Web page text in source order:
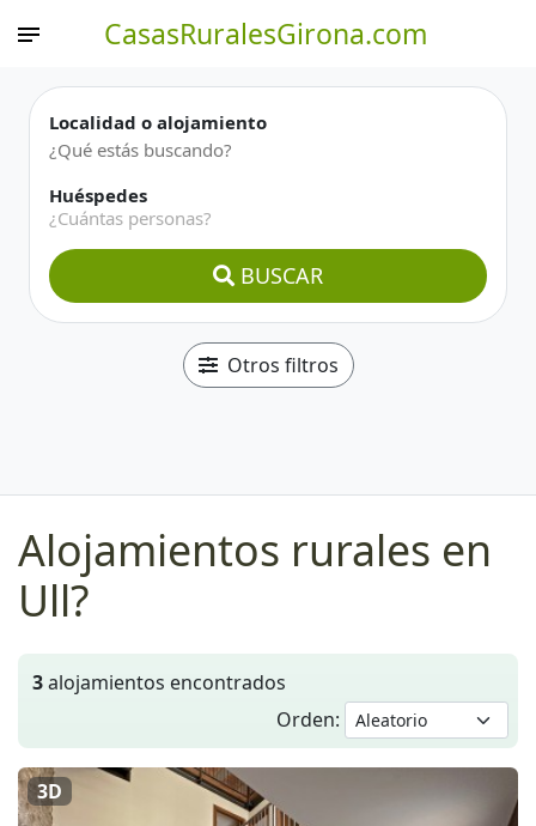
CasasRuralesGirona.com
Localidad o alojamiento
Huéspedes
¿Cuántas personas?
BUSCAR
Otros filtros
Alojamientos rurales en
Ull?
3alojamientos encontrados
Orden:
3D